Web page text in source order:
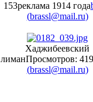
153реклама 1914 года
(brassl@mail.ru)
Хаджибеевский
лиманПросмотров: 419
(brassl@mail.ru)